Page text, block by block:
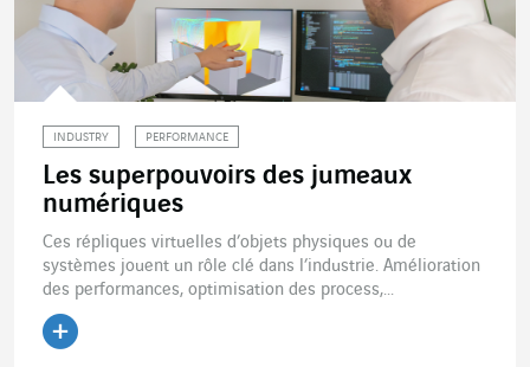
INDUSTRY PERFORMANCE
Les superpouvoirs des jumeaux
numériques
Ces répliques virtuelles d’objets physiques ou de
systèmes jouent un rôle clé dans l’industrie. Amélioration
des performances, optimisation des process,...